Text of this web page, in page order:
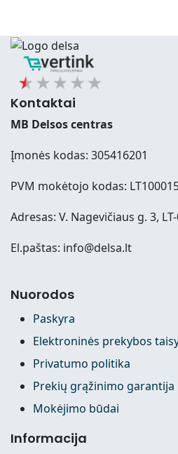
Kontaktai
MB Delsos centras
Įmonės kodas: 305416201
PVM mokėtojo kodas:
Adresas: V. Nagevičiaus g. 3,
El.paštas: info@delsa.lt
Nuorodos
Paskyra
Elektroninės prekybos
Privatumo politika
Prekių grąžinimo garantija
Mokėjimo būdai
Informacija